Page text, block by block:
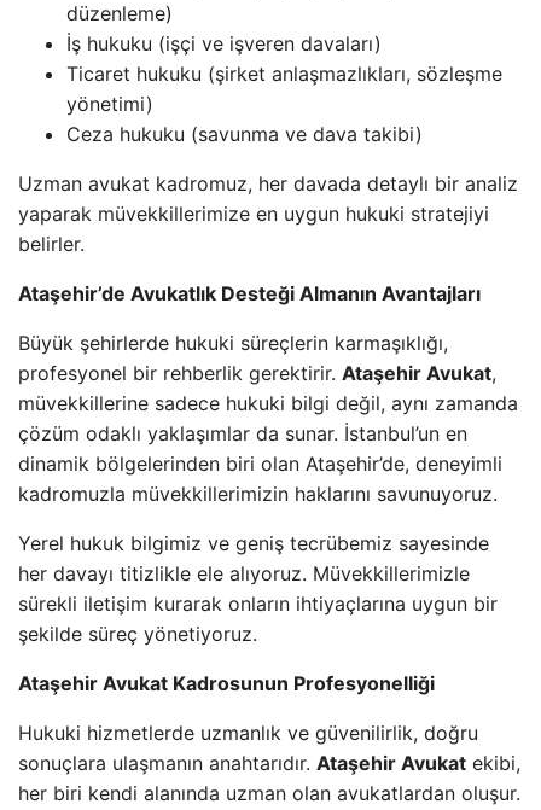
düzenleme)
İş hukuku (işçi ve işveren davaları)
Ticaret hukuku (şirket anlaşmazlıkları, sözleşme
yönetimi)
Ceza hukuku (savunma ve dava takibi)
Uzman avukat kadromuz, her davada detaylı bir analiz
yaparak müvekkillerimize en uygun hukuki stratejiyi
belirler.
Ataşehir’de Avukatlık Desteği Almanın Avantajları
Büyük şehirlerde hukuki süreçlerin karmaşıklığı,
profesyonel bir rehberlik gerektirir. Ataşehir Avukat,
müvekkillerine sadece hukuki bilgi değil, aynı zamanda
çözüm odaklı yaklaşımlar da sunar. İstanbul’un en
dinamik bölgelerinden biri olan Ataşehir’de, deneyimli
kadromuzla müvekkillerimizin haklarını savunuyoruz.
Yerel hukuk bilgimiz ve geniş tecrübemiz sayesinde
her davayı titizlikle ele alıyoruz. Müvekkillerimizle
sürekli iletişim kurarak onların ihtiyaçlarına uygun bir
şekilde süreç yönetiyoruz.
Ataşehir Avukat Kadrosunun Profesyonelliği
Hukuki hizmetlerde uzmanlık ve güvenilirlik, doğru
sonuçlara ulaşmanın anahtarıdır. Ataşehir Avukat ekibi,
her biri kendi alanında uzman olan avukatlardan oluşur.